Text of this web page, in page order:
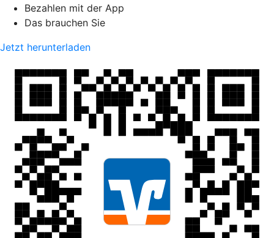
Bezahlen mit der App
Das brauchen Sie
Jetzt herunterladen